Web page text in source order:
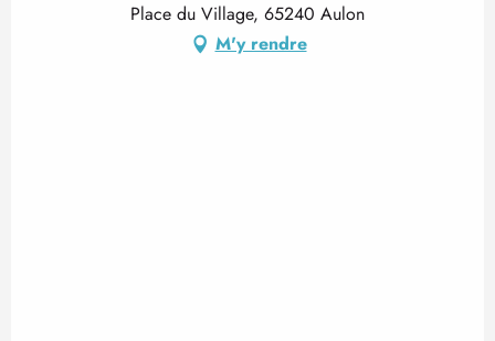
Place du Village, 65240 Aulon
M'y rendre